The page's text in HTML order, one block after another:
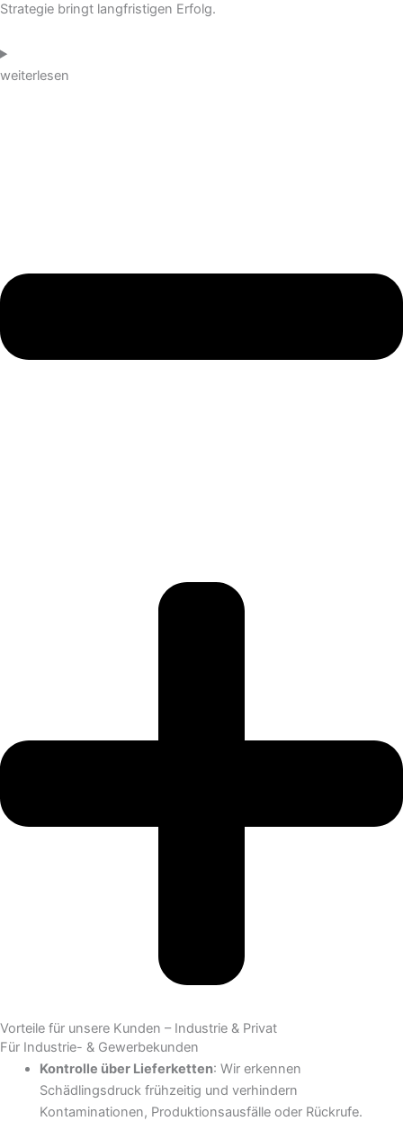
Strategie bringt langfristigen Erfolg.
weiterlesen
Vorteile für unsere Kunden – Industrie & Privat
Für Industrie- & Gewerbekunden
Kontrolle über Lieferketten: Wir erkennen
Schädlingsdruck frühzeitig und verhindern
Kontaminationen, Produktionsausfälle oder Rückrufe.